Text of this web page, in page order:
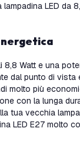
LED da
Watt e una
dal punto di
molto più
con la lunga
tua vecchia
LED E27 molto